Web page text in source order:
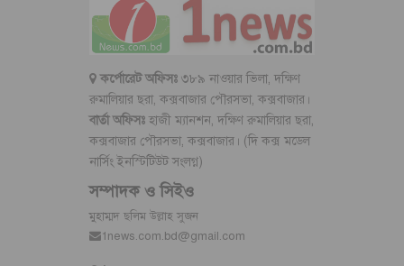
কর্পোরেট অফিসঃ৩৮৯ নাওয়ার ভিলা, দক্ষিণ
রুমালিয়ার ছরা, কক্সবাজার পৌরসভা, কক্সবাজার।
বার্তা অফিসঃ হাজী ম্যানশন, দক্ষিণ রুমালিয়ার ছরা,
কক্সবাজার পৌরসভা, কক্সবাজার। (দি কক্স মডেল
নার্সিং ইনস্টিটিউট সংলগ্ন)
সম্পাদক ও সিইও
মুহাম্মদ ছলিম উল্লাহ সুজন
1news.com.bd@gmail.com